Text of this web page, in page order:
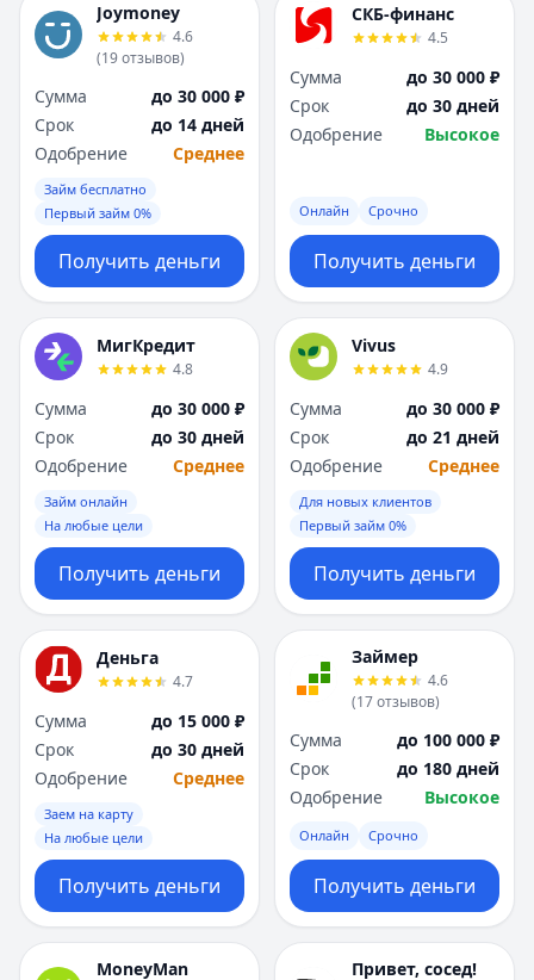
Joymoney
4.6
(19отзывов)
Сумма
до 30 000 ₽
Срок
до 14 дней
Одобрение
Среднее
Займ бесплатно
Первый займ 0%
Получить деньги
СКБ-финанс
4.5
Сумма
до 30 000 ₽
Срок
до 30 дней
Одобрение
Высокое
Онлайн Срочно
Получить деньги
МигКредит
4.8
Сумма
до 30 000 ₽
Срок
до 30 дней
Одобрение
Среднее
Займ онлайн
На любые цели
Получить деньги
Vivus
4.9
Сумма
до 30 000 ₽
Срок
до 21 дней
Одобрение
Среднее
Для новых клиентов
Первый займ 0%
Получить деньги
Деньга
4.7
Сумма
до 15 000 ₽
Срок
до 30 дней
Одобрение
Среднее
Заем на карту
На любые цели
Получить деньги
Займер
4.6
(17отзывов)
Сумма
до 100 000 ₽
Срок
до 180 дней
Одобрение
Высокое
Онлайн Срочно
Получить деньги
MoneyMan Привет, сосед!